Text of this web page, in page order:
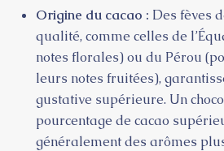
Origine du cacao : Des fèves
qualité, comme celles de
notes florales) ou du Pérou
leurs notes fruitées),
gustative supérieure. Un
pourcentage de cacao
généralement des arômes